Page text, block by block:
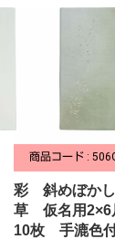
商品コード :
彩 斜めぼか
草 仮名用2×6
10枚 手漉色